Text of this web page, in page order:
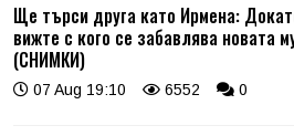
Ще търси друга като Ирмена:
вижте с кого се забавлява новата
(СНИМКИ)
07 Aug 19:10 6552 0